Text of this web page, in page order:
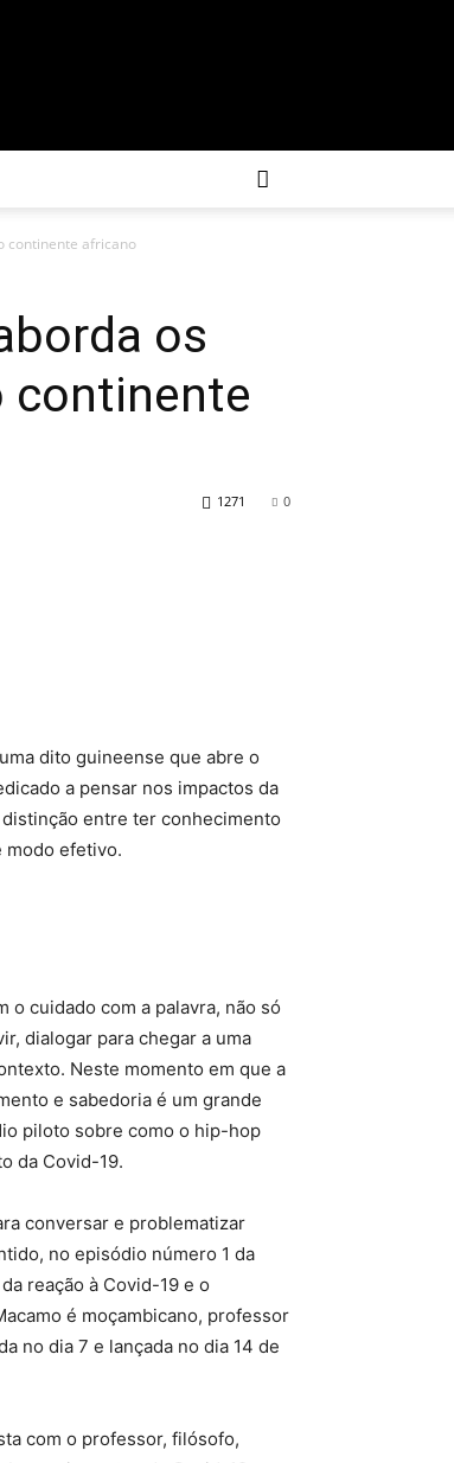
continente africano
os
continente
0
1271
dito guineense que abre o
a pensar nos impactos da
entre ter conhecimento
modo efetivo.
cuidado com a palavra, não só
dialogar para chegar a uma
Neste momento em que a
e sabedoria é um grande
piloto sobre como o hip-hop
da Covid-19.
conversar e problematizar
no episódio número 1 da
reação à Covid-19 e o
é moçambicano, professor
no dia 7 e lançada no dia 14 de
com o professor, filósofo,